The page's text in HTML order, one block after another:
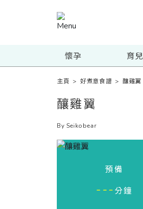
懷孕 育兒
主頁 >好煮意食譜 >釀雞翼
釀雞翼
By Seikobear
預備
---分鐘